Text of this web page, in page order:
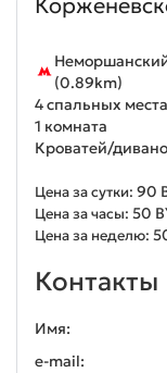
(0.89km)
4 спальных
1 комната
Кроватей/
Цена за сутки: 90
Цена за часы: 50
Цена за неделю:
Контакты
Имя:
e-mail: